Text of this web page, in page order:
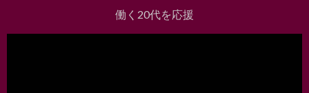
働く20代を応援